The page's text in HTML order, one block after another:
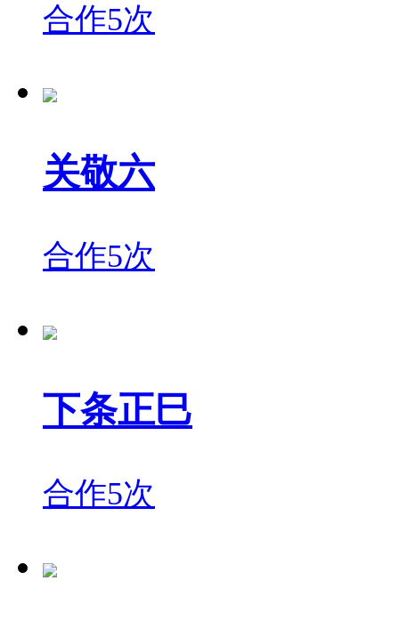
合作5次
关敬六
合作5次
下条正巳
合作5次